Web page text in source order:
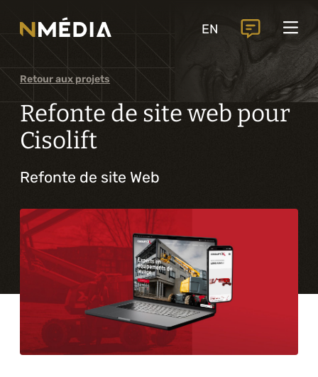
EN
Services
Services principaux
Analyse et conception numérique
Commercialisation numérique
Intégration de solutions d’affaires
Intelligence artificielle
Services complémentaires
Formations
Retour aux projets
Refonte de site web pour
Cisolift
Refonte de site Web